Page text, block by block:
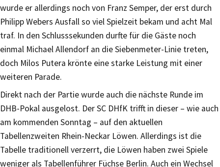
wurde er allerdings noch von Franz Semper, der erst durch
Philipp Webers Ausfall so viel Spielzeit bekam und acht Mal
traf. In den Schlusssekunden durfte für die Gäste noch
einmal Michael Allendorf an die Siebenmeter-Linie treten,
doch Milos Putera krönte eine starke Leistung mit einer
weiteren Parade.
Direkt nach der Partie wurde auch die nächste Runde im
DHB-Pokal ausgelost. Der SC DHfK trifft in dieser – wie auch
am kommenden Sonntag – auf den aktuellen
Tabellenzweiten Rhein-Neckar Löwen. Allerdings ist die
Tabelle traditionell verzerrt, die Löwen haben zwei Spiele
weniger als Tabellenführer Füchse Berlin. Auch ein Wechsel